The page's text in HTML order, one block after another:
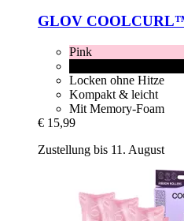
GLOV
Pink
Locken ohne Hitze
Kompakt & leicht
Mit Memory-Foam
€ 15,99
Zustellung bis 11. August